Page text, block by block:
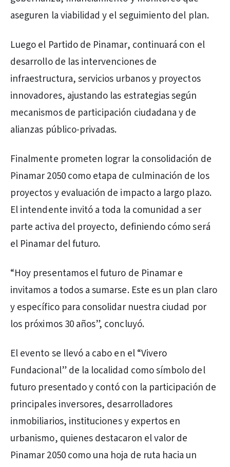
aseguren la viabilidad y el seguimiento del plan.
Luego el Partido de Pinamar, continuará con el
desarrollo de las intervenciones de
infraestructura, servicios urbanos y proyectos
innovadores, ajustando las estrategias según
mecanismos de participación ciudadana y de
alianzas público-privadas.
Finalmente prometen lograr la consolidación de
Pinamar 2050 como etapa de culminación de los
proyectos y evaluación de impacto a largo plazo.
El intendente invitó a toda la comunidad a ser
parte activa del proyecto, definiendo cómo será
el Pinamar del futuro.
“Hoy presentamos el futuro de Pinamar e
invitamos a todos a sumarse. Este es un plan claro
y específico para consolidar nuestra ciudad por
los próximos 30 años”, concluyó.
El evento se llevó a cabo en el “Vivero
Fundacional” de la localidad como símbolo del
futuro presentado y contó con la participación de
principales inversores, desarrolladores
inmobiliarios, instituciones y expertos en
urbanismo, quienes destacaron el valor de
Pinamar 2050 como una hoja de ruta hacia un